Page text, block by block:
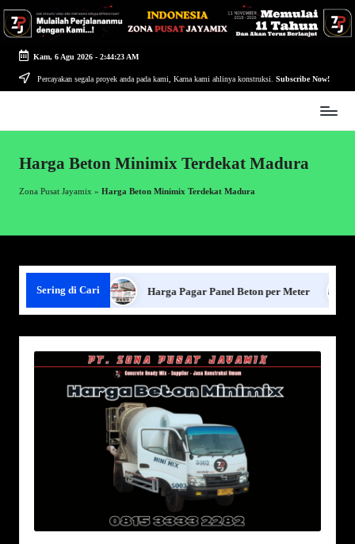
Skip
content
Kam, 6 Agu 2026- 2:44:24 AM
Percayakan segala proyek anda pada kami, Karna kami ahlinya konstruksi. Subscribe Now!
-
Ahlinya
Harga Beton Minimix Terdekat Madura
Zona Pusat Jayamix » Harga Beton Minimix Terdekat Madura
Sering di Cari
Panel Beton Harga Pagar Panel Beton per Meter